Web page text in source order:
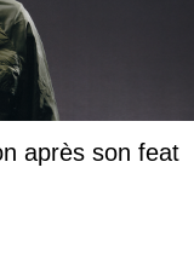
après son feat